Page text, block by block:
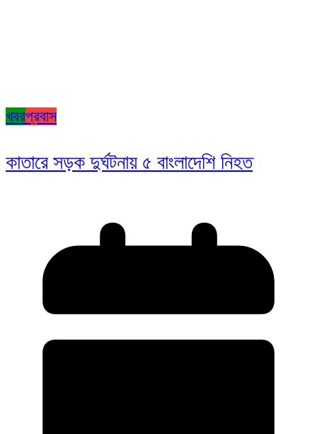
খবরপ্রবাস
কাতারে সড়ক দুর্ঘটনায় ৫ বাংলাদেশি নিহত